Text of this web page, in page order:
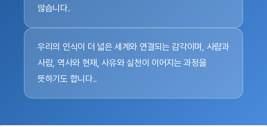
않습니다.
우리의 인식이 더 넓은 세계와 연결되는 감각이며, 사람과
사람, 역사와 현재, 사유와 실천이 이어지는 과정을
뜻하기도 합니다..